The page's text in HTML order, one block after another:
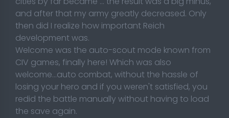
and after that my army greatly decreased. Only
then did I realize how important Reich
development was.
Welcome was the auto-scout mode known from
CIV games, finally here! Which was also
welcome...auto combat, without the hassle of
losing your hero and if you weren't satisfied, you
redid the battle manually without having to load
the save again.